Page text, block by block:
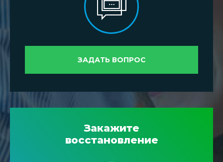
ЗАДАТЬ ВОПРОС
Закажите
восстановление